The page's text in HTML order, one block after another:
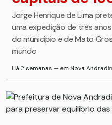
Jorge Henrique de Lima
uma expedição de três
do município e de Mato
mundo
Há 2 semanas — em Nova